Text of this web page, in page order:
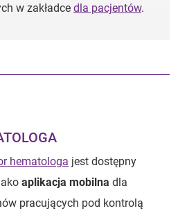
w zakładce dla pacjentów.
hematologa jest dostępny
aplikacja mobilna dla
pracujących pod kontrolą